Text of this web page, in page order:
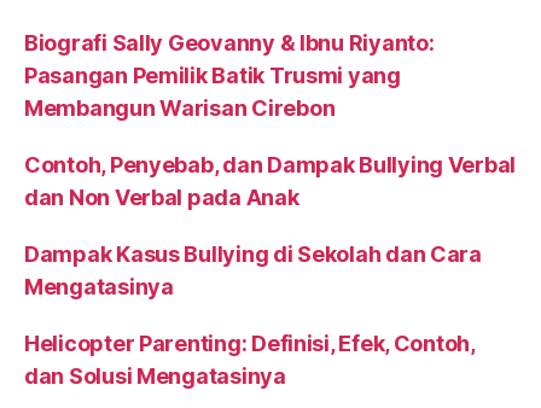
Biografi Sally Geovanny & Ibnu Riyanto:
Pasangan Pemilik Batik Trusmi yang
Membangun Warisan Cirebon
Contoh, Penyebab, dan Dampak Bullying Verbal
dan Non Verbal pada Anak
Dampak Kasus Bullying di Sekolah dan Cara
Mengatasinya
Helicopter Parenting: Definisi, Efek, Contoh,
dan Solusi Mengatasinya